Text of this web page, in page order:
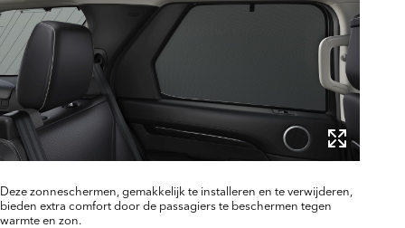
Deze zonneschermen, gemakkelijk te installeren en te verwijderen,
bieden extra comfort door de passagiers te beschermen tegen
warmte en zon.